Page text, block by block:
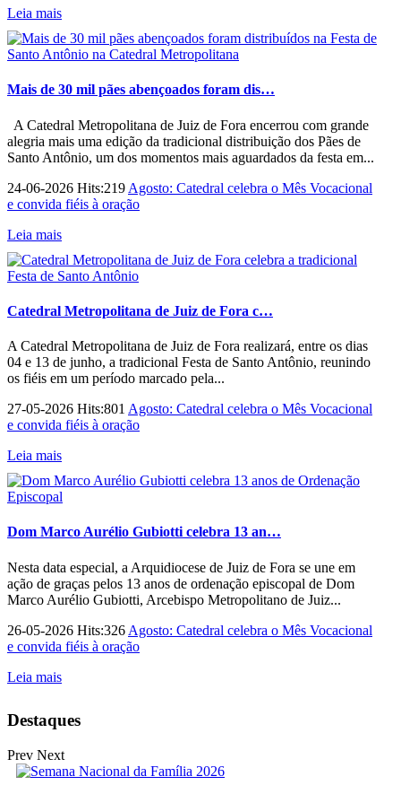
Leia mais
Mais de 30 mil pães abençoados foram dis…
A Catedral Metropolitana de Juiz de Fora encerrou com grande
alegria mais uma edição da tradicional distribuição dos Pães de
Santo Antônio, um dos momentos mais aguardados da festa em...
24-06-2026 Hits:219 Agosto: Catedral celebra o Mês Vocacional
e convida fiéis à oração
Leia mais
Catedral Metropolitana de Juiz de Fora c…
A Catedral Metropolitana de Juiz de Fora realizará, entre os dias
04 e 13 de junho, a tradicional Festa de Santo Antônio, reunindo
os fiéis em um período marcado pela...
27-05-2026 Hits:801 Agosto: Catedral celebra o Mês Vocacional
e convida fiéis à oração
Leia mais
Dom Marco Aurélio Gubiotti celebra 13 an…
Nesta data especial, a Arquidiocese de Juiz de Fora se une em
ação de graças pelos 13 anos de ordenação episcopal de Dom
Marco Aurélio Gubiotti, Arcebispo Metropolitano de Juiz...
26-05-2026 Hits:326 Agosto: Catedral celebra o Mês Vocacional
e convida fiéis à oração
Leia mais
Destaques
Prev Next